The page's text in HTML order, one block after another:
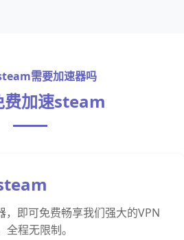
需要加速器吗
费加速steam
即可免费畅享我们强大的VPN
程无限制。